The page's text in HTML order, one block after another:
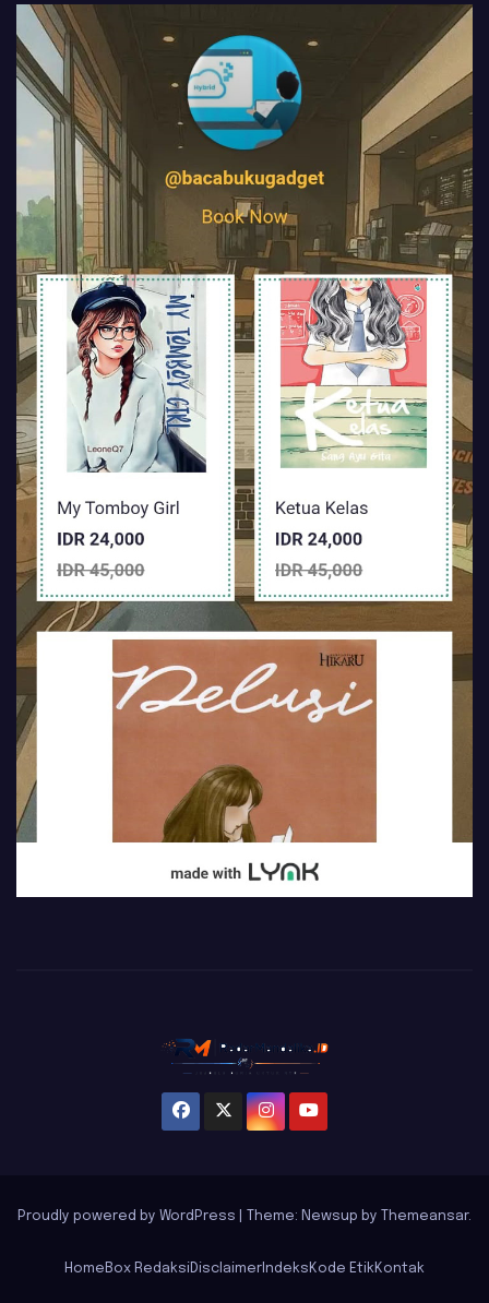
Proudly powered by WordPress Theme: Newsup by Themeansar.
Home Box Redaksi Disclaimer Indeks Kode Etik Kontak